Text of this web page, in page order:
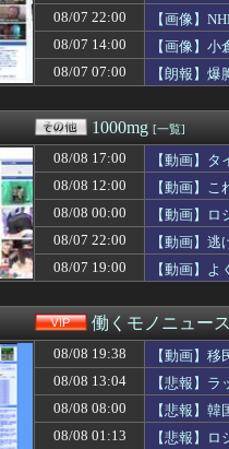
【今はやってない】審判
佐藤二朗さん、Ｘを更新
【閲覧注意】女さん「
【日向坂46】THE 鬼タイ
【海外の反応】オリオー
ラジコンのキングタイガ
処女を1から調教した結
【AI】8割がGemini利用
【後編】友人から俺の嫁
【地震】東京練馬区で震
【画像】女子野球部員『
【画像】熊本「はーい、
【画像】Iカップ巨乳恵
【画像】サイバーコネク
【国連終了危機】国連事
【ソロライブ】ローレン
元同僚の結婚式が来月で
中居正広、熊本地震直後
ロシア外務省報道官、平
【FF14】フォークタワー
【ウマ娘】ハングル版は
【悲報】アニメーターさ
08/07 22:00
【画像】
08/07 14:00
【画像】
08/07 07:00
【朗報】
1000mg [一覧]
08/08 17:00
【動画】
08/08 12:00
【動画】
08/08 00:00
【動画】
08/07 22:00
【動画】
08/07 19:00
【動画】
働くモノニュー
08/08 19:38
【動画】
08/08 13:04
【悲報】
08/08 08:00
【悲報】
08/08 01:13
【悲報】